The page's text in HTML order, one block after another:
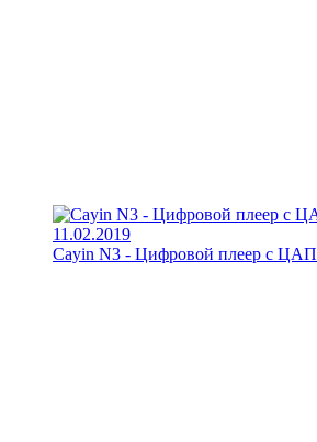
11.02.2019
Cayin N3 - Цифровой плеер с ЦАП